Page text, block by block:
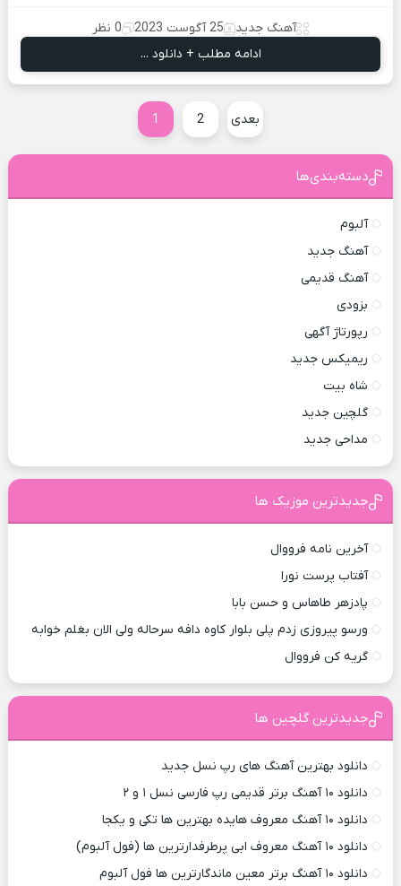
آهنگ جدید 25 آگوست 2023
0 نظر
ادامه مطلب + دانلود ...
1 2 بعدی
دسته‌بندی‌ها
آلبوم
آهنگ جدید
آهنگ قدیمی
بزودی
رپورتاژ آگهی
ریمیکس جدید
شاه بیت
گلچین جدید
مداحی جدید
جدیدترین موزیک ها
آخرین نامه فرووال
آفتاب پرست نورا
پادزهر طاهاس و حسن بابا
ورسو پیروزی زدم پلی بلوار کاوه دافه سرحاله ولی الان بغلم خوابه ‌
گریه کن فرووال
جدیدترین گلچین ها
دانلود بهترین آهنگ های رپ نسل جدید
دانلود ۱۰ آهنگ برتر قدیمی رپ فارسی نسل ۱ و ۲
دانلود ۱۰ آهنگ معروف هایده بهترین ها تکی و یکجا
دانلود ۱۰ آهنگ معروف ابی پرطرفدارترین ها (فول آلبوم)
دانلود ۱۰ آهنگ برتر معین ماندگارترین ها فول آلبوم